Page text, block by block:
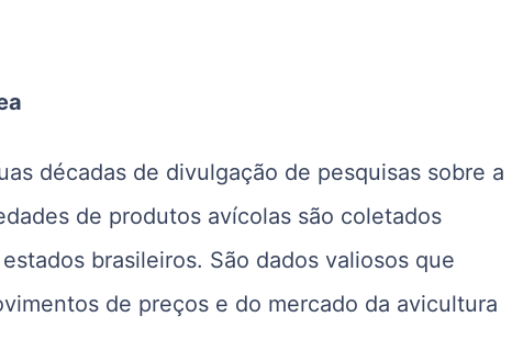
décadas de divulgação de pesquisas sobre a
de produtos avícolas são coletados
brasileiros. São dados valiosos que
de preços e do mercado da avicultura